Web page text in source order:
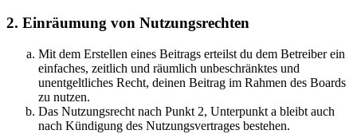
2. Einräumung von Nutzungsrechten
Mit dem Erstellen eines Beitrags erteilst du dem Betreiber ein
einfaches, zeitlich und räumlich unbeschränktes und
unentgeltliches Recht, deinen Beitrag im Rahmen des Boards
zu nutzen.
Das Nutzungsrecht nach Punkt 2, Unterpunkt a bleibt auch
nach Kündigung des Nutzungsvertrages bestehen.